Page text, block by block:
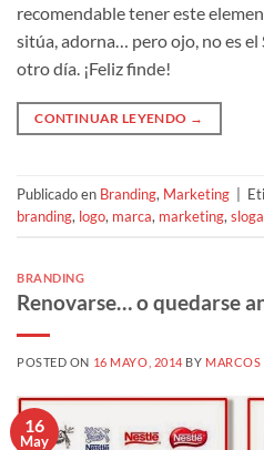
recomendable tener este
sitúa, adorna… pero ojo, no es
otro día. ¡Feliz finde!
CONTINUAR LEYENDO →
Publicado en Branding, Marketing
branding, logo, marca, marketing,
BRANDING
Renovarse… o quedarse
POSTED ON 16 MAYO, 2014 BY MARCOS
16
May